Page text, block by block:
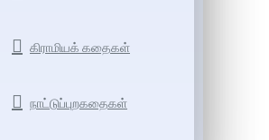
கிராமியக் கதைகள்
நாட்டுப்புறகதைகள்